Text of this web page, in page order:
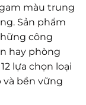
màu trung
Sản phẩm
công
hay phòng
lựa chọn loại
và bền vững